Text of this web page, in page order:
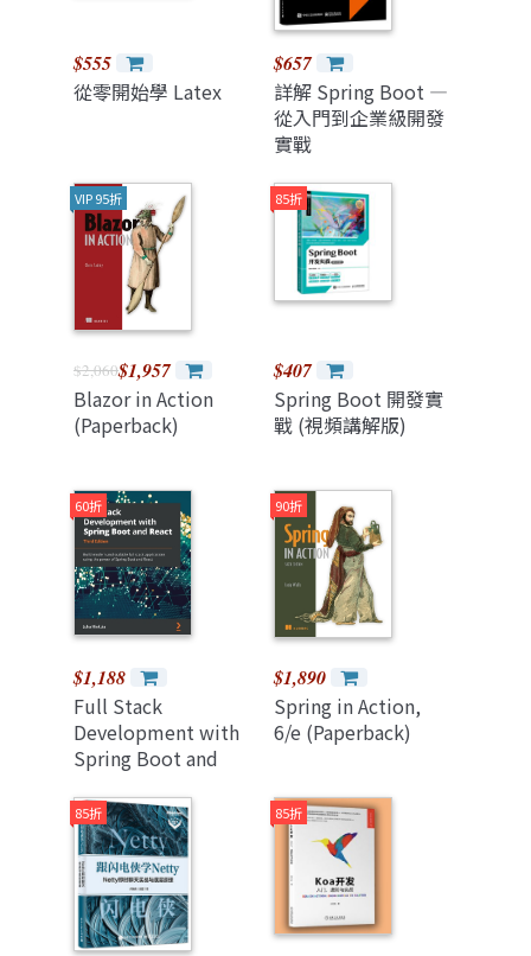
$555
從零開始學 Latex
$657
詳解 Spring Boot —
從入門到企業級開發
實戰
VIP 95折
$2,060$1,957
Blazor in Action
(Paperback)
85折
$407
Spring Boot 開發實
戰 (視頻講解版)
60折
$1,188
Full Stack
Development with
Spring Boot and
modern and
scalable full stack
applications using
the power of Spring
Boot and React, 3/e
(Paperback)
90折
$1,890
Spring in Action,
6/e (Paperback)
85折 85折